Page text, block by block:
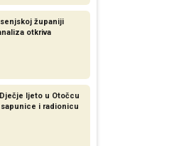
županiji
otkriva
ljeto u Otočcu
i radionicu